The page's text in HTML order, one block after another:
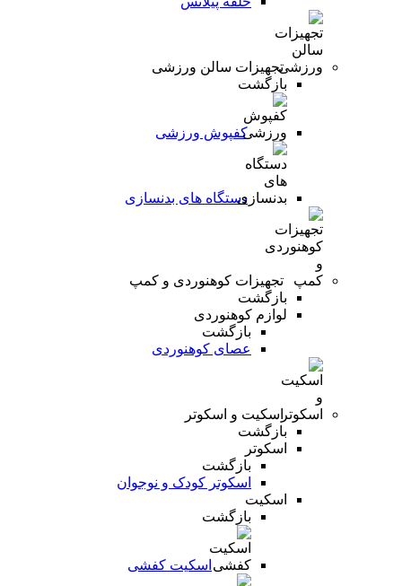
تجهیزات سالن ورزشی
بازگشت
کفپوش ورزشی
دستگاه های بدنسازی
تجهیزات کوهنوردی و کمپ
بازگشت
لوازم کوهنوردی
بازگشت
عصای کوهنوردی
اسکیت و اسکوتر
بازگشت
اسکوتر
بازگشت
اسکوتر کودک و نوجوان
اسکیت
بازگشت
اسکیت کفشی